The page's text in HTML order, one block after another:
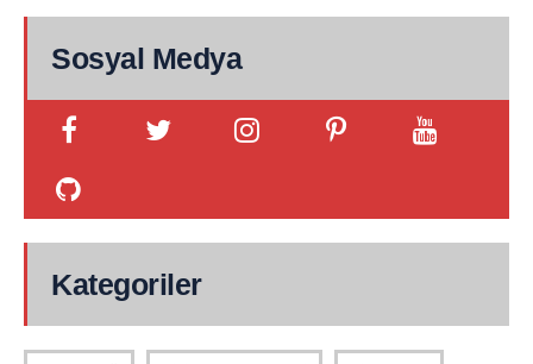
Sosyal Medya
Kategoriler